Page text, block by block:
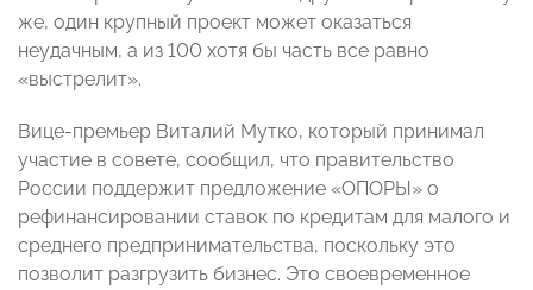
же, один крупный проект может оказаться
неудачным, а из 100 хотя бы часть все равно
«выстрелит».
Вице-премьер Виталий Мутко, который принимал
участие в совете, сообщил, что правительство
России поддержит предложение «ОПОРЫ» о
рефинансировании ставок по кредитам для малого и
среднего предпринимательства, поскольку это
позволит разгрузить бизнес. Это своевременное